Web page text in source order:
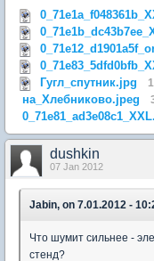
Гугл_спутник.jpg
на_Хлебниково.jpeg
dushkin
07 Jan 2012
Jabin, on 7.01.2012 -
Что шумит сильнее -
стенд?